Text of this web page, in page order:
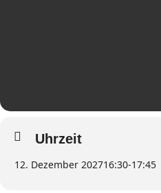
Uhrzeit
12. Dezember 202716:30-17:45